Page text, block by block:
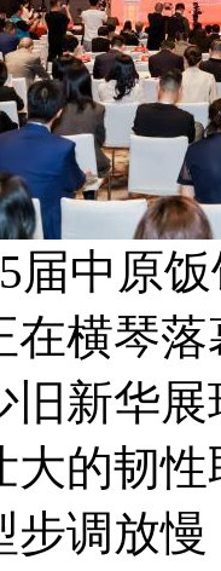
届中原
在横琴
旧新华
大的韧
调放